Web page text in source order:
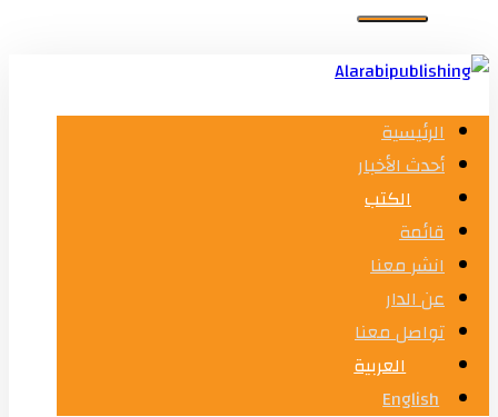
الرئيسية
أحدث الأخبار
الكتب
قائمة
انشر معنا
عن الدار
تواصل معنا
العربية
English